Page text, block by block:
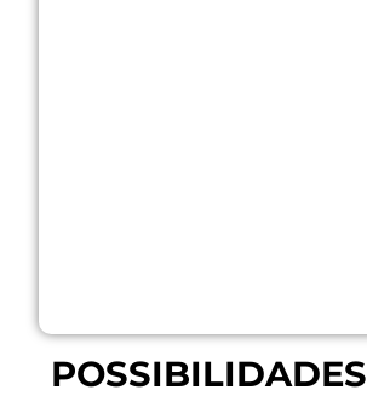
POSSIBILIDADES